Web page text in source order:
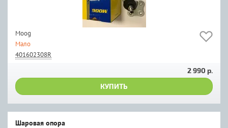
Moog
Мало
401602308R
2 990 р.
КУПИТЬ
Шаровая опора